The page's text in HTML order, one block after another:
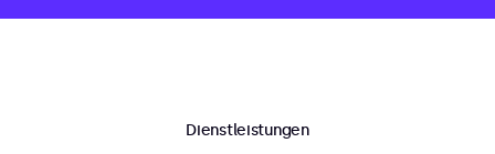
Dienstleistungen